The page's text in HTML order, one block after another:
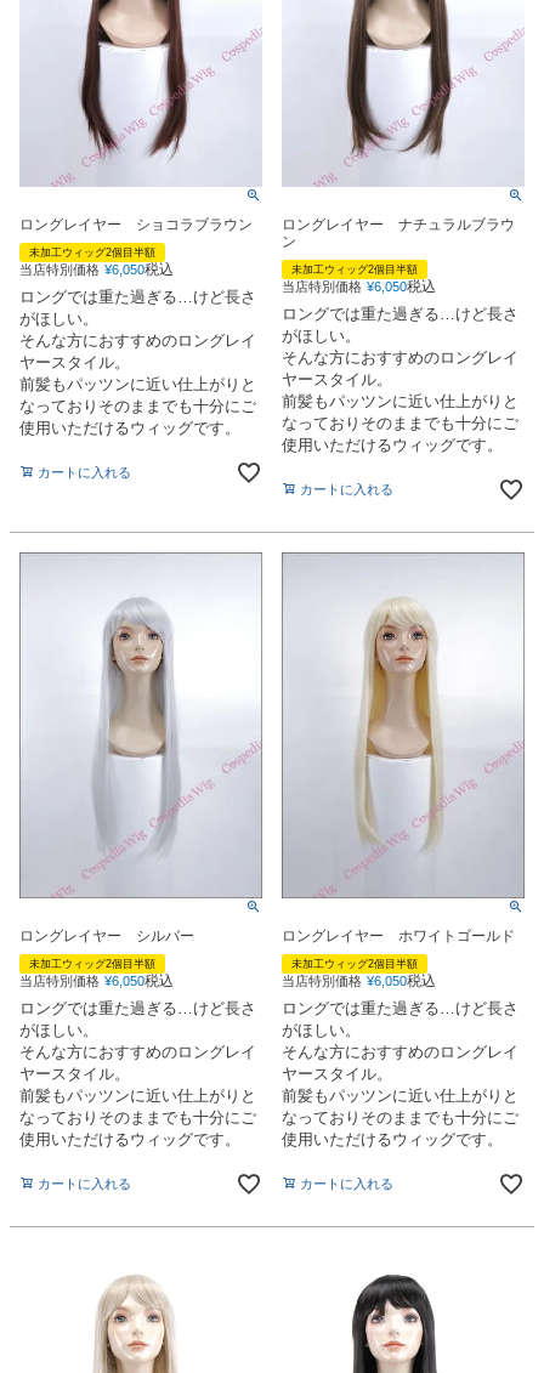
ロングレイヤー ショコラブラウン
未加工ウィッグ2個目半額
当店特別価格 ¥6,050税込
ロングでは重た過ぎる…けど長さ
がほしい。
そんな方におすすめのロングレイ
ヤースタイル。
前髪もパッツンに近い仕上がりと
なっておりそのままでも十分にご
使用いただけるウィッグです。
カートに入れる
ロングレイヤー ナチュラルブラウ
ン
未加工ウィッグ2個目半額
当店特別価格 ¥6,050税込
ロングでは重た過ぎる…けど長さ
がほしい。
そんな方におすすめのロングレイ
ヤースタイル。
前髪もパッツンに近い仕上がりと
なっておりそのままでも十分にご
使用いただけるウィッグです。
カートに入れる
ロングレイヤー シルバー
未加工ウィッグ2個目半額
当店特別価格 ¥6,050税込
ロングでは重た過ぎる…けど長さ
がほしい。
そんな方におすすめのロングレイ
ヤースタイル。
前髪もパッツンに近い仕上がりと
なっておりそのままでも十分にご
使用いただけるウィッグです。
カートに入れる
ロングレイヤー ホワイトゴールド
未加工ウィッグ2個目半額
当店特別価格 ¥6,050税込
ロングでは重た過ぎる…けど長さ
がほしい。
そんな方におすすめのロングレイ
ヤースタイル。
前髪もパッツンに近い仕上がりと
なっておりそのままでも十分にご
使用いただけるウィッグです。
カートに入れる